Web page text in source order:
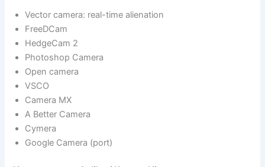
Vector camera: real-time alienation
FreeDCam
HedgeCam 2
Photoshop Camera
Open camera
VSCO
Camera MX
A Better Camera
Cymera
Google Camera (port)